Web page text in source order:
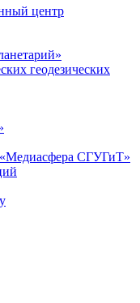
центр
геодезических
СГУГиТ»